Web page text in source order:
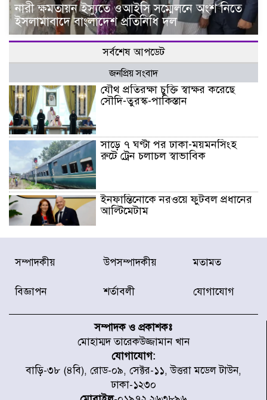
নারী ক্ষমতায়ন ইস্যুতে ওআইসি সম্মেলনে অংশ নিতে
ইসলামাবাদে বাংলাদেশ প্রতিনিধি দল
সর্বশেষ আপডেট
জনপ্রিয় সংবাদ
যৌথ প্রতিরক্ষা চুক্তি স্বাক্ষর করেছে
সৌদি-তুরস্ক-পাকিস্তান
সাড়ে ৭ ঘণ্টা পর ঢাকা-ময়মনসিংহ
রুটে ট্রেন চলাচল স্বাভাবিক
ইনফান্তিনোকে নরওয়ে ফুটবল প্রধানের
আল্টিমেটাম
দেশে ভারি বৃষ্টির সতর্কবার্তা, ১০
জেলায় বন্যার পূর্বাভাস
স্থাপনের উদ্যোগ চান মিয়া ব্যাপারীর
৭ জেলায় ঝোড়ো হাওয়াসহ বজ্রবৃষ্টির
শঙ্কা
সম্পাদকীয় উপসম্পাদকীয় মতামত
বিজ্ঞাপন শর্তাবলী যোগাযোগ
সম্পাদক ও প্রকাশকঃ
মোহাম্মদ তারেকউজ্জামান খান
যোগাযোগ:
বাড়ি-৩৮ (৪বি), রোড-০৯, সেক্টর-১১, উত্তরা মডেল টাউন,
ঢাকা-১২৩০